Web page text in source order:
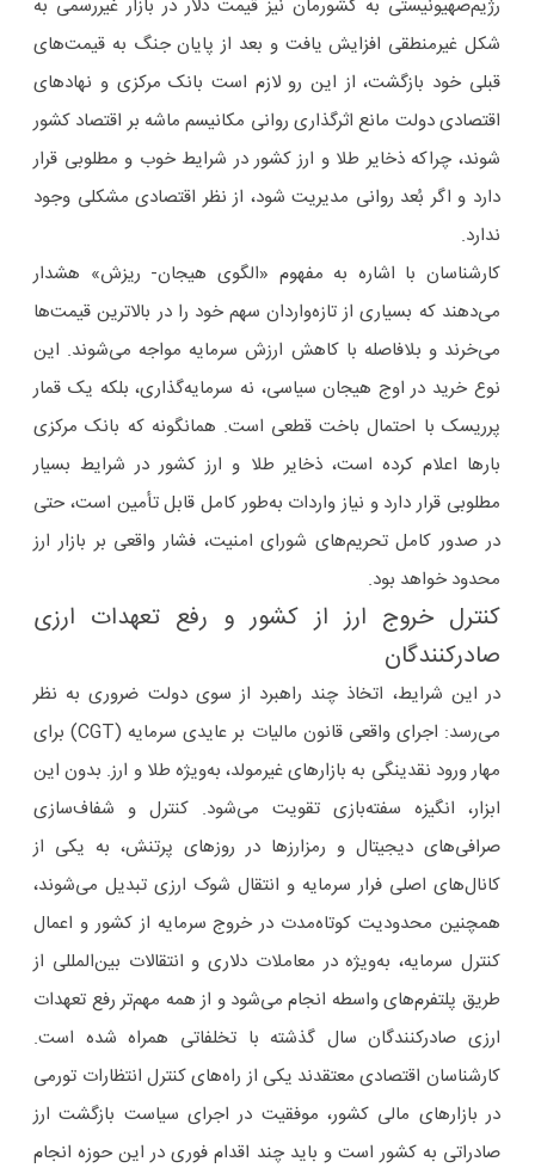
رژیم‌صهیونیستی به کشورمان نیز قیمت دلار در بازار غیررسمی به
شکل غیرمنطقی افزایش یافت و بعد از پایان جنگ به قیمت‌های
قبلی خود بازگشت، از این رو لازم است بانک مرکزی و نهادهای
اقتصادی دولت مانع اثرگذاری روانی مکانیسم ماشه بر اقتصاد کشور
شوند، چراکه ذخایر طلا و ارز کشور در شرایط خوب و مطلوبی قرار
دارد و اگر بُعد روانی مدیریت شود، از نظر اقتصادی مشکلی وجود
ندارد.
کارشناسان با اشاره به مفهوم «الگوی هیجان- ریزش» هشدار
می‌دهند که بسیاری از تازه‌واردان سهم خود را در بالاترین قیمت‌ها
می‌خرند و بلافاصله با کاهش ارزش سرمایه مواجه می‌شوند. این
نوع خرید در اوج هیجان سیاسی، نه سرمایه‌گذاری، بلکه یک قمار
پرریسک با احتمال باخت قطعی است. همانگونه که بانک مرکزی
بارها اعلام کرده است، ذخایر طلا و ارز کشور در شرایط بسیار
مطلوبی قرار دارد و نیاز واردات به‌طور کامل قابل تأمین است، حتی
در صدور کامل تحریم‌های شورای امنیت، فشار واقعی بر بازار ارز
محدود خواهد بود.
کنترل خروج ارز از کشور و رفع تعهدات ارزی
صادرکنندگان
در این شرایط، اتخاذ چند راهبرد از سوی دولت ضروری به نظر
می‌رسد: اجرای واقعی قانون مالیات بر عایدی سرمایه (CGT) برای
مهار ورود نقدینگی به بازارهای غیرمولد، به‌ویژه طلا و ارز. بدون این
ابزار، انگیزه سفته‌بازی تقویت می‌شود. کنترل و شفاف‌سازی
صرافی‌های دیجیتال و رمزارزها در روزهای پرتنش، به یکی از
کانال‌های اصلی فرار سرمایه و انتقال شوک ارزی تبدیل می‌شوند،
همچنین محدودیت کوتاه‌مدت در خروج سرمایه از کشور و اعمال
کنترل سرمایه، به‌ویژه در معاملات دلاری و انتقالات بین‌المللی از
طریق پلتفرم‌های واسطه انجام می‌شود و از همه مهم‌تر رفع تعهدات
ارزی صادرکنندگان سال گذشته با تخلفاتی همراه شده است.
کارشناسان اقتصادی معتقدند یکی از راه‌های کنترل انتظارات تورمی
در بازارهای مالی کشور، موفقیت در اجرای سیاست بازگشت ارز
صادراتی به کشور است و باید چند اقدام فوری در این حوزه انجام